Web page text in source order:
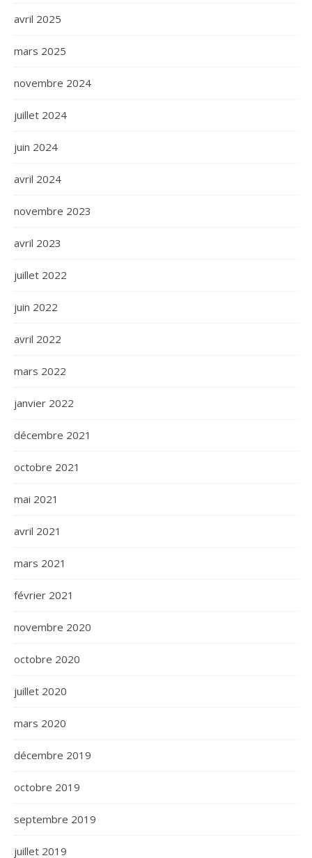
avril 2025
mars 2025
novembre 2024
juillet 2024
juin 2024
avril 2024
novembre 2023
avril 2023
juillet 2022
juin 2022
avril 2022
mars 2022
janvier 2022
décembre 2021
octobre 2021
mai 2021
avril 2021
mars 2021
février 2021
novembre 2020
octobre 2020
juillet 2020
mars 2020
décembre 2019
octobre 2019
septembre 2019
juillet 2019